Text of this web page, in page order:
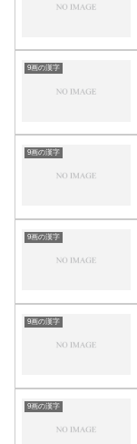
9画の漢字
9画の漢字
9画の漢字
9画の漢字
9画の漢字